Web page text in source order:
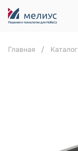
Главная Каталог